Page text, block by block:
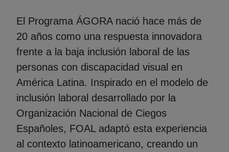
El Programa ÁGORA nació hace más de
20 años como una respuesta innovadora
frente a la baja inclusión laboral de las
personas con discapacidad visual en
América Latina. Inspirado en el modelo de
inclusión laboral desarrollado por la
Organización Nacional de Ciegos
Españoles, FOAL adaptó esta experiencia
al contexto latinoamericano, creando un